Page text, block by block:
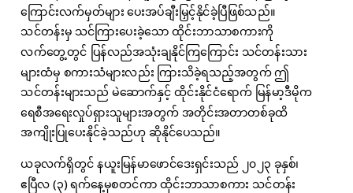
ကြောင်းလက်မှတ်များ ပေးအပ်ချီးမြှင့်နိုင်ခဲ့ပြီဖြစ်သည်။
သင်တန်းမှ သင်ကြားပေးခဲ့သော ထိုင်းဘာသာစကားကို
လက်တွေ့တွင် ပြန်လည်အသုံးချနိုင်ကြကြောင်း သင်တန်းသား
များထံမှ စကားသံများလည်း ကြားသိခဲ့ရသည့်အတွက် ဤ
သင်တန်းများသည် မဲဆောက်နှင့် ထိုင်းနိုင်ငံရောက် မြန်မာ့ဒီမိုက
ရေစီအရေးလှုပ်ရှားသူများအတွက် အတိုင်းအတာတစ်ခုထိ
အကျိုးပြုပေးနိုင်ခဲ့သည်ဟု ဆိုနိုင်ပေသည်။
ယခုလက်ရှိတွင် နယူးမြန်မာဖောင်ဒေးရှင်းသည် ၂၀၂၃ ခုနှစ်၊
ဧပြီလ (၃) ရက်နေ့မှစတင်ကာ ထိုင်းဘာသာစကား သင်တန်း